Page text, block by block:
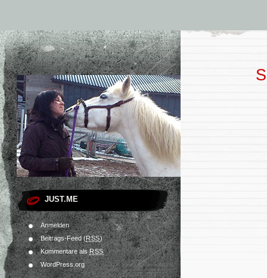
JUST.ME
Anmelden
Beitrags-Feed (RSS)
Kommentare alsRSS
WordPress.org